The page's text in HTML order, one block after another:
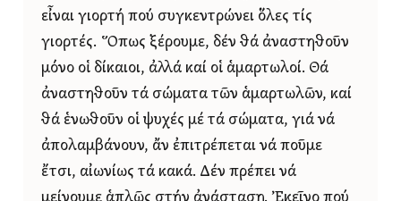
εἶναι γιορτή πού συγκεντρώνει ὅλες τίς
γιορτές. Ὅπως ξέρουμε, δέν θά ἀναστηθοῦν
μόνο οἱ δίκαιοι, ἀλλά καί οἱ ἁμαρτωλοί. Θά
ἀναστηθοῦν τά σώματα τῶν ἁμαρτωλῶν, καί
θά ἑνωθοῦν οἱ ψυχές μέ τά σώματα, γιά νά
ἀπολαμβάνουν, ἄν ἐπιτρέπεται νά ποῦμε
ἔτσι, αἰωνίως τά κακά. Δέν πρέπει νά